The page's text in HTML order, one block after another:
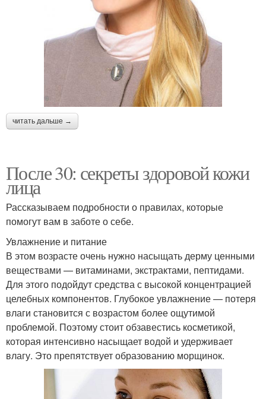
читать дальше →
После 30: секреты здоровой кожи
лица
Рассказываем подробности о правилах, которые
помогут вам в заботе о себе.
Увлажнение и питание
В этом возрасте очень нужно насыщать дерму ценными
веществами — витаминами, экстрактами, пептидами.
Для этого подойдут средства с высокой концентрацией
целебных компонентов. Глубокое увлажнение — потеря
влаги становится с возрастом более ощутимой
проблемой. Поэтому стоит обзавестись косметикой,
которая интенсивно насыщает водой и удерживает
влагу. Это препятствует образованию морщинок.